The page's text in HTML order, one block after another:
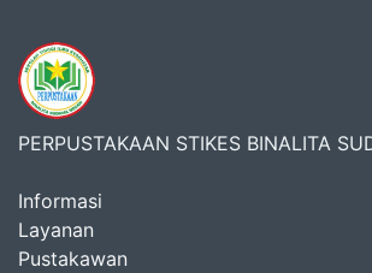
PERPUSTAKAAN STIKES BINALITA
Informasi
Layanan
Pustakawan